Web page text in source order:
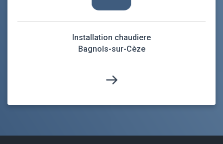
Installation chaudiere
Bagnols-sur-Cèze